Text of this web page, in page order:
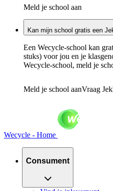
Meld je school aan
Kan mijn school gratis een
Een Wecycle-school kan
stuks) voor jou en je
Wecycle-school, meld je
Meld je school aanVraag
Wecycle - Home
Consument